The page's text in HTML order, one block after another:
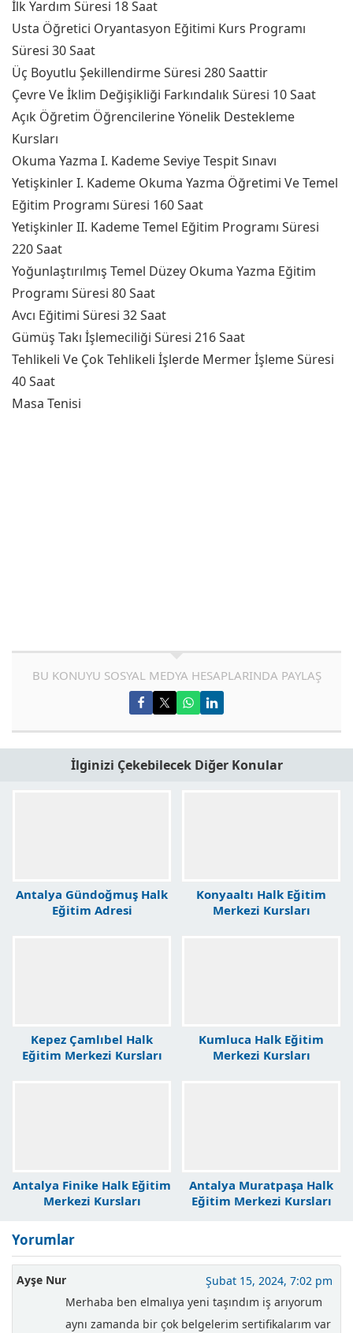
İlk Yardım Süresi 18 Saat
Usta Öğretici Oryantasyon Eğitimi Kurs Programı
Süresi 30 Saat
Üç Boyutlu Şekillendirme Süresi 280 Saattir
Çevre Ve İklim Değişikliği Farkındalık Süresi 10 Saat
Açık Öğretim Öğrencilerine Yönelik Destekleme
Kursları
Okuma Yazma I. Kademe Seviye Tespit Sınavı
Yetişkinler I. Kademe Okuma Yazma Öğretimi Ve Temel
Eğitim Programı Süresi 160 Saat
Yetişkinler II. Kademe Temel Eğitim Programı Süresi
220 Saat
Yoğunlaştırılmış Temel Düzey Okuma Yazma Eğitim
Programı Süresi 80 Saat
Avcı Eğitimi Süresi 32 Saat
Gümüş Takı İşlemeciliği Süresi 216 Saat
Tehlikeli Ve Çok Tehlikeli İşlerde Mermer İşleme Süresi
40 Saat
Masa Tenisi
BU KONUYU SOSYAL MEDYA HESAPLARINDA PAYLAŞ
İlginizi Çekebilecek Diğer Konular
Antalya Gündoğmuş Halk
Eğitim Adresi
Konyaaltı Halk Eğitim
Merkezi Kursları
Kepez Çamlıbel Halk
Eğitim Merkezi Kursları
Kumluca Halk Eğitim
Merkezi Kursları
Antalya Finike Halk Eğitim
Merkezi Kursları
Antalya Muratpaşa Halk
Eğitim Merkezi Kursları
Yorumlar
Ayşe Nur
Şubat 15, 2024, 7:02 pm
Merhaba ben elmalıya yeni taşındım iş arıyorum
aynı zamanda bir çok belgelerim sertifikalarım var